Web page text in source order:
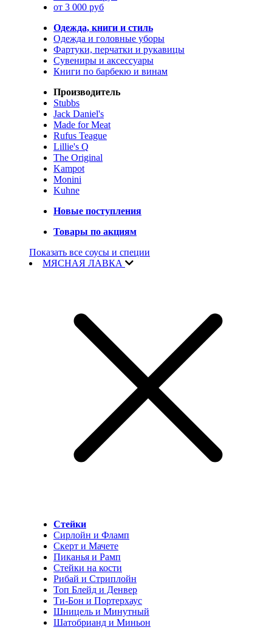
от 3 000 руб
Одежда, книги и стиль
Одежда и головные уборы
Фартуки, перчатки и рукавицы
Сувениры и аксессуары
Книги по барбекю и винам
Производитель
Stubbs
Jack Daniel's
Made for Meat
Rufus Teague
Lillie's Q
The Original
Kampot
Monini
Kuhne
Новые поступления
Товары по акциям
Показать все соусы и специи
МЯСНАЯ ЛАВКА
Стейки
Сирлойн и Фламп
Скерт и Мачете
Пиканья и Рамп
Стейки на кости
Рибай и Стриплойн
Топ Блейд и Денвер
Ти-Бон и Портерхаус
Шницель и Минутный
Шатобрианд и Миньон